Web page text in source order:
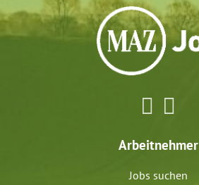
Arbeitnehmer
Jobs suchen